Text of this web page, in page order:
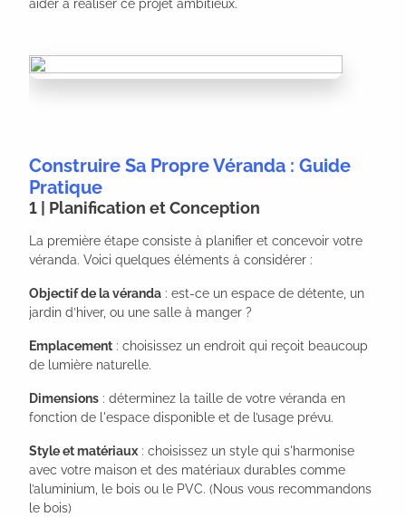
aider à réaliser ce projet ambitieux.
Construire Sa Propre Véranda : Guide
Pratique
1 | Planification et Conception
La première étape consiste à planifier et concevoir votre
véranda. Voici quelques éléments à considérer :
Objectif de la véranda : est-ce un espace de détente, un
jardin d’hiver, ou une salle à manger ?
Emplacement : choisissez un endroit qui reçoit beaucoup
de lumière naturelle.
Dimensions : déterminez la taille de votre véranda en
fonction de l'espace disponible et de l’usage prévu.
Style et matériaux : choisissez un style qui s'harmonise
avec votre maison et des matériaux durables comme
l’aluminium, le bois ou le PVC. (Nous vous recommandons
le bois)